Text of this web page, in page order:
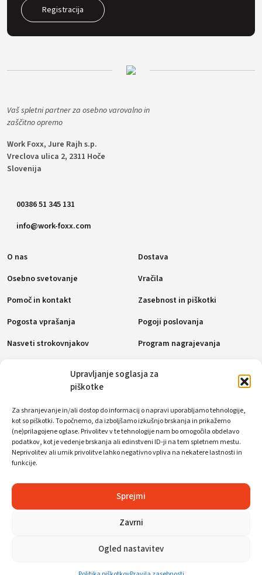
Upravljanje soglasja za
piškotke
Za shranjevanje in/ali dostop do informacij o napravi uporabljamo tehnologije,
kot so piškotki. To počnemo, da izboljšamo izkušnjo brskanja in prikažemo
(ne)prilagojene oglase. Privolitev v te tehnologije nam bo omogočila obdelavo
podatkov, kot je vedenje brskanja ali edinstveni ID-ji na tem spletnem mestu.
Neprivolitev ali umik privolitve lahko negativno vpliva na nekatere lastnosti in
funkcije.
Sprejmi
Zavrni
Ogled nastavitev
Registracija
Vaš spletni partner za osebno varovalno in
zaščitno opremo
Work Foxx, Jure Rajh s.p.
Vreclova ulica 2, 2311 Hoče
Slovenija
00386 51 345 131
info@work-foxx.com
O nas
Osebno svetovanje
Pomoč in kontakt
Pogosta vprašanja
Nasveti strokovnjakov
Dostava
Vračila
Zasebnost in piškotki
Pogoji poslovanja
Program nagrajevanja
Socialna omrežja